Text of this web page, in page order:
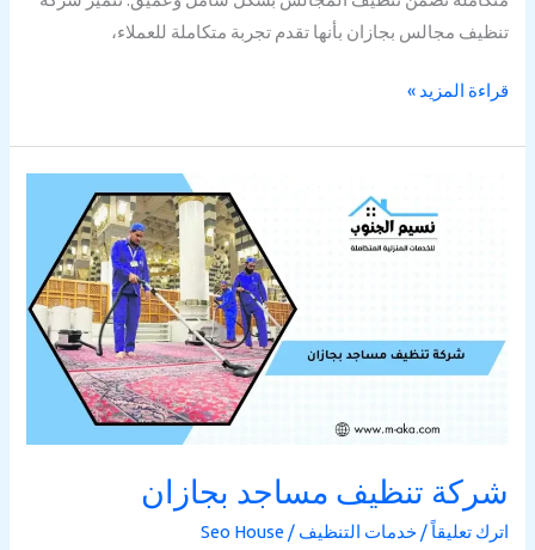
تنظيف مجالس بجازان بأنها تقدم تجربة متكاملة للعملاء،
قراءة المزيد »
شركة تنظيف مساجد بجازان
اترك تعليقاً /خدمات التنظيف /
Seo House